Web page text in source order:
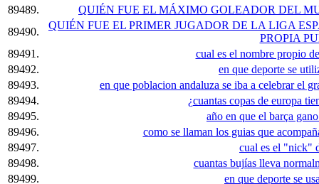
89489.
QUIÉN FUE EL MÁXIMO GOLEADOR DEL
89490.
QUIÉN FUE EL PRIMER JUGADOR DE LA LIGA
PROPIA
89491.
cual es el nombre propio
89492.
en que deporte se
89493.
en que poblacion andaluza se iba a celebrar el
89494.
¿cuantas copas de europa
89495.
año en que el barça
89496.
como se llaman los guias que
89497.
cual es el "nick"
89498.
cuantas bujías lleva
89499.
en que deporte se